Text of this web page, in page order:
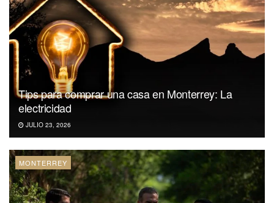
Tips para comprar una casa en Monterrey: La
electricidad
JULIO 23, 2026
MONTERREY